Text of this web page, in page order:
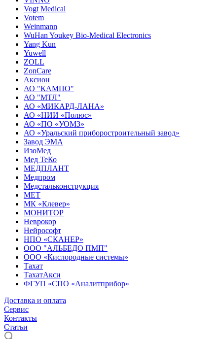
Vogt Medical
Votem
Weinmann
WuHan Youkey Bio-Medical Electronics
Yang Kun
Yuwell
ZOLL
ZonCare
Аксион
АО "КАМПО"
АО "МТЛ"
АО «МИКАРД-ЛАНА»
АО «НИИ «Полюс»
АО «ПО «УОМЗ»
АО «Уральский приборостроительный завод»
Завод ЭМА
ИзоМед
Мед ТеКо
МЕДПЛАНТ
Медпром
Медстальконструкция
МЕТ
МК «Клевер»
МОНИТОР
Неврокор
Нейрософт
НПО «СКАНЕР»
ООО "АЛЬБЕДО ПМП"
ООО «Кислородные системы»
Тахат
ТахатАкси
ФГУП «СПО «Аналитприбор»
Доставка и оплата
Cервис
Контакты
Статьи